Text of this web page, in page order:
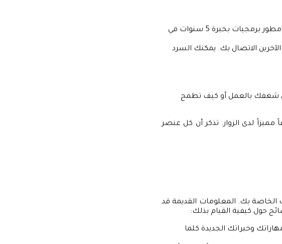
اجعل نبذتك مختصرة ومباشرة. مثلاً، يمكنك أن تكتب: “مطور برمجيات بخبرة 5 سنوات في
الآخرين الاتصال بك. يمكنك السرد
شغفك بالعمل أو كيف تطمح
مميزاً لدى الزوار. تذكر أن كل عنصر
الخاصة بك. المعلومات القديمة قد
حول كيفية القيام بذلك:
وخبراتك الجديدة كلما